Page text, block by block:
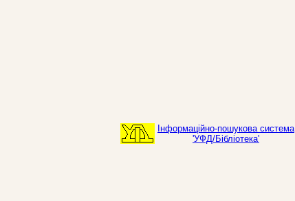
Інформаційно-пошукова система
'УФД/Бібліотека'